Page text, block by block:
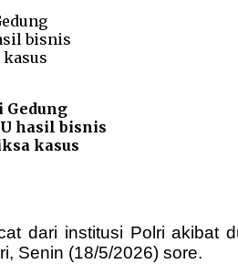
Gedung
hasil bisnis
kasus
dari institusi Polri akibat
Senin (18/5/2026) sore.